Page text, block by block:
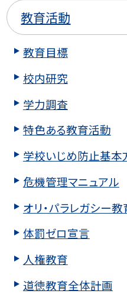
教育活動
教育目標
校内研究
学力調査
特色ある教育活動
学校いじめ防止基本
危機管理マニュアル
オリ・パラレガシー
体罰ゼロ宣言
人権教育
道徳教育全体計画